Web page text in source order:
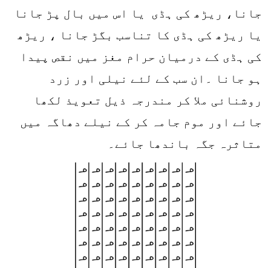
جانا، ریڑھ کی ہڈی یا اس میں بال پڑ جانا
یا ریڑھ کی ہڈی کا تناسب بگڑ جانا ، ریڑھ
کی ہڈی کے درمیان حرام مغز میں نقص پیدا
ہو جانا ۔ان سب کے لئے نیلی اور زرد
روشنائی ملا کر مندرجہ ذیل تعویذ لکھا
جائے اور موم جامہ کر کے نیلے دھاگہ میں
متاثرہ جگہ باندھا جائے۔